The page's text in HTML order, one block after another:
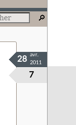
7
28
avr.
2011